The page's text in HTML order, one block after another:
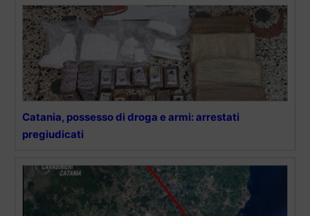
Catania, possesso di droga e armi: arrestati
pregiudicati